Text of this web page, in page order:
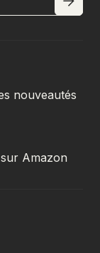
nouveautés
Amazon